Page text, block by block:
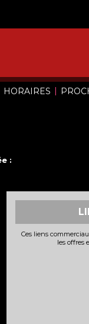
HORAIRES |
:
Ces liens
les offres